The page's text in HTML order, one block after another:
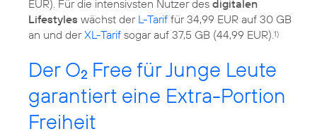
EUR). Für die intensivsten Nutzer des digitalen
Lifestyles wächst der L-Tarif für 34,99 EUR auf 30 GB
an und derXL-Tarif sogar auf 37,5 GB (44,99 EUR).1)
Der O2 Free für Junge Leute
garantiert eine Extra-Portion
Freiheit